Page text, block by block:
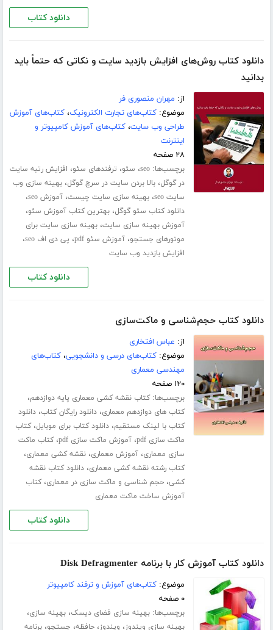
دانلود کتاب
دانلود کتاب روش‌های افزایش بازدید سایت و نکاتی که حتماً باید
بدانید
از: مهران منصوری فر
موضوع:کتاب‌های تجارت الکترونیک،کتاب‌های آموزش
طراحی وب سایت،کتاب‌های آموزش کامپیوتر و
اینترنت
۲۸ صفحه
برچسب‌ها:seo، سئو، ترفندهای سئو، افزایش رتبه سایت
در گوگل،بالا بردن سایت در سرچ گوگل،بهینه سازی وب
سایت seo
،بهینه سازی سایت چیست،آموزش seo ،
دانلود کتاب سئو گوگل،بهترین کتاب آموزش سئو،
آموزش بهینه سازی سایت،بهینه سازی سایت برای
موتورهای جستجو،آموزش سئو pdf ، پی دی اف seo ،
افزایش بازدید وب سایت
دانلود کتاب
دانلود کتاب حجم‌شناسی و ماکت‌سازی
از: عباس افتخاری
موضوع:کتاب‌های درسی و دانشجویی،کتاب‌های
مهندسی معماری
۱۲۰ صفحه
برچسب‌ها:کتاب نقشه کشی معماری پایه دوازدهم،
کتاب های دوازدهم معماری،دانلود رایگان کتاب،دانلود
کتاب با لینک مستقیم،دانلود کتاب برای موبایل،کتاب
ماکت سازی pdf
،آموزش ماکت سازی pdf ،کتاب ماکت
سازی معماری،آموزش معماری،نقشه کشی معماری،
کتاب رشته نقشه کشی معماری،دانلود کتاب نقشه
کشی،حجم شناسی و ماکت سازی در معماری،کتاب
آموزش ساخت ماکت معماری
دانلود کتاب
دانلود کتاب آموزش کار با برنامه Disk Defragmenter
موضوع:کتاب‌های آموزش و ترفند کامپیوتر
۰ صفحه
برچسب‌ها:بهینه سازی فضای دیسک،بهینه سازی،
بهینه سازی ویندوز، ویندوز،حافظه، جستجو،برنامه